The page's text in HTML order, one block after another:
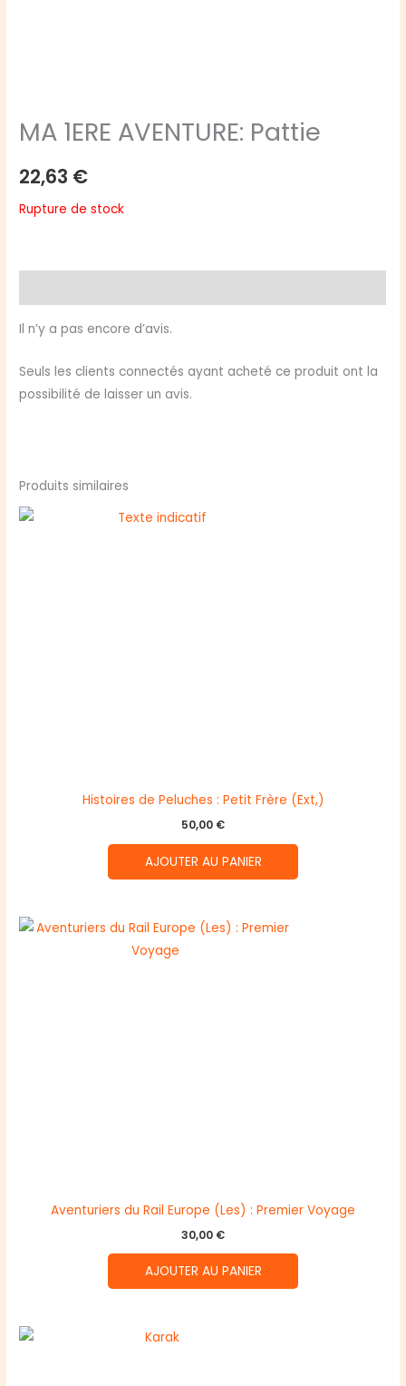
MA 1ERE AVENTURE: Pattie
22,63 €
Rupture de stock
Il n’y a pas encore d’avis.
Seuls les clients connectés ayant acheté ce produit ont la
possibilité de laisser un avis.
Produits similaires
Histoires de Peluches : Petit Frère (Ext,)
50,00 €
AJOUTER AU PANIER
Aventuriers du Rail Europe (Les) : Premier Voyage
30,00 €
AJOUTER AU PANIER